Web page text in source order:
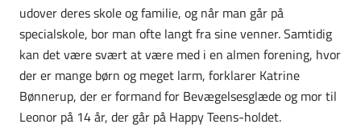
udover deres skole og familie, og når man går på
specialskole, bor man ofte langt fra sine venner. Samtidig
kan det være svært at være med i en almen forening, hvor
der er mange børn og meget larm, forklarer Katrine
Bønnerup, der er formand for Bevægelsesglæde og mor til
Leonor på 14 år, der går på Happy Teens-holdet.